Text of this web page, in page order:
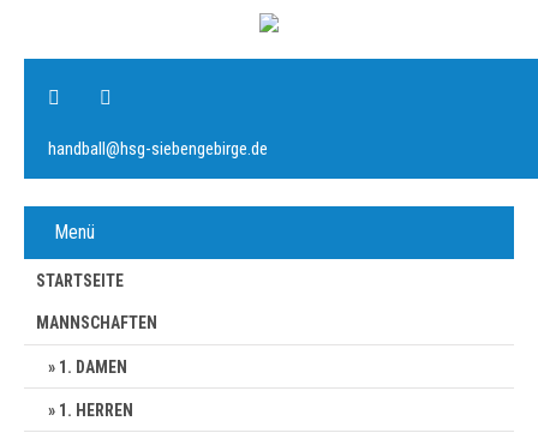
handball@hsg-siebengebirge.de
Menü
STARTSEITE
MANNSCHAFTEN
1. DAMEN
1. HERREN